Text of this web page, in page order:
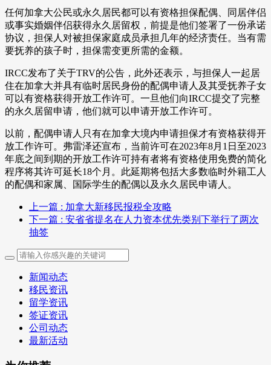
任何加拿大公民或永久居民都可以有资格担保配偶、同居伴侣
或事实婚姻伴侣获得永久居留权，前提是他们签署了一份承诺
协议，担保人对被担保家庭成员承担几年的经济责任。当有需
要抚养的孩子时，担保需变更所需的金额。
IRCC发布了关于TRV的公告，此外还表示，与担保人一起居
住在加拿大并具有临时居民身份的配偶申请人及其受抚养子女
可以有资格获得开放工作许可。一旦他们向IRCC提交了完整
的永久居留申请，他们就可以申请开放工作许可。
以前，配偶申请人只有在加拿大境内申请担保才有资格获得开
放工作许可。弗雷泽还宣布，当前许可在2023年8月1日至2023
年底之间到期的开放工作许可持有者将有资格使用免费的简化
程序将其许可延长18个月。此延期将包括大多数临时外籍工人
的配偶和家属、国际学生的配偶以及永久居民申请人。
上一篇 : 加拿大新移民报税全攻略
下一篇 : 安省省提名在人力资本优先类别下举行了两次
抽签
新闻动态
移民资讯
留学资讯
签证资讯
公司动态
最新活动